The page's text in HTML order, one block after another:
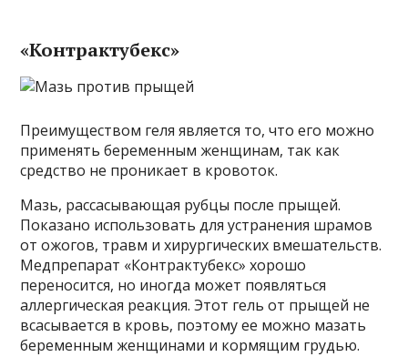
«Контрактубекс»
Преимуществом геля является то, что его можно
применять беременным женщинам, так как
средство не проникает в кровоток.
Мазь, рассасывающая рубцы после прыщей.
Показано использовать для устранения шрамов
от ожогов, травм и хирургических вмешательств.
Медпрепарат «Контрактубекс» хорошо
переносится, но иногда может появляться
аллергическая реакция. Этот гель от прыщей не
всасывается в кровь, поэтому ее можно мазать
беременным женщинами и кормящим грудью.